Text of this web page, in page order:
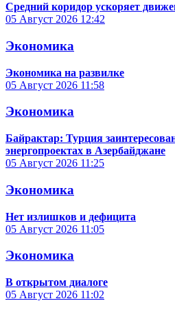
Средний коридор ускоряет
05 Август 2026 12:42
Экономика
Экономика на развилке
05 Август 2026 11:58
Экономика
Байрактар: Турция
энергопроектах в Азербайджане
05 Август 2026 11:25
Экономика
Нет излишков и дефицита
05 Август 2026 11:05
Экономика
В открытом диалоге
05 Август 2026 11:02